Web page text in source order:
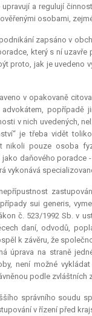
a regulují
osobami,
zapsáno v
který s ní
proto, jak je uvedeno
v opakovaně
popřípadě
v nich uvedených,
je třeba vidět
nikoli pouze osoba
daňového
vykonává
sui generis,
č. 523/1992 Sb. v
daní, odvodů,
k závěru, že
úprava na straně
není možné
podle
správního soudu
v řízení před